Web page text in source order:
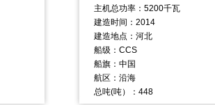
主机总功率：5200千瓦
建造时间：2014
建造地点：河北
船级：CCS
船旗：中国
航区：沿海
总吨(吨）：448